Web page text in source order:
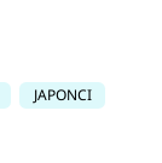
JAPONCI